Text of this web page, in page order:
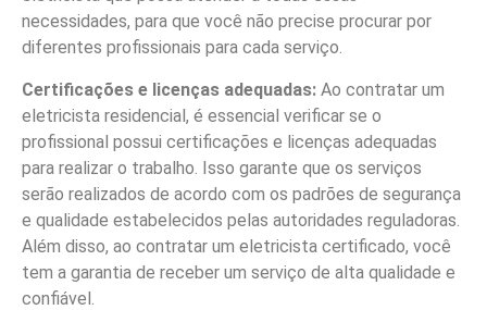
necessidades, para que você não precise procurar por
diferentes profissionais para cada serviço.
Certificações e licenças adequadas: Ao contratar um
eletricista residencial, é essencial verificar se o
profissional possui certificações e licenças adequadas
para realizar o trabalho. Isso garante que os serviços
serão realizados de acordo com os padrões de segurança
e qualidade estabelecidos pelas autoridades reguladoras.
Além disso, ao contratar um eletricista certificado, você
tem a garantia de receber um serviço de alta qualidade e
confiável.